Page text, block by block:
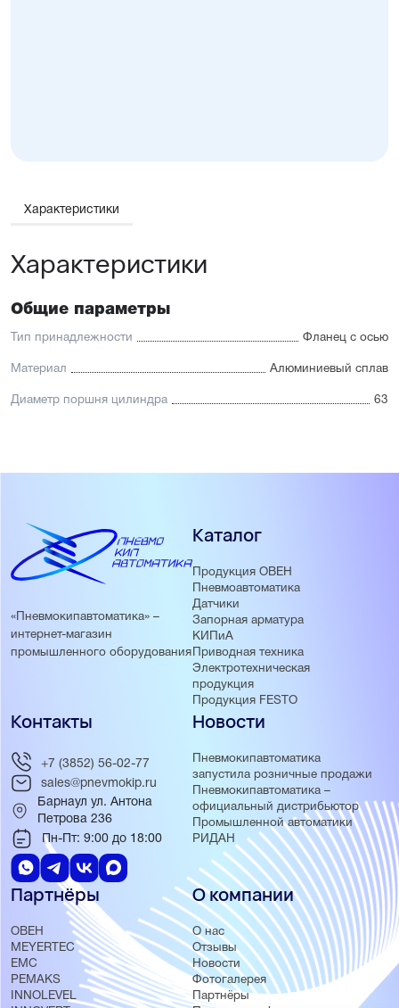
Характеристики
Характеристики
Общие параметры
Тип принадлежности Фланец с осью
Материал Алюминиевый сплав
Диаметр поршня цилиндра 63
«Пневмокипавтоматика» –
интернет-магазин
промышленного оборудования
Каталог
Продукция ОВЕН
Пневмоавтоматика
Датчики
Запорная арматура
КИПиА
Приводная техника
Электротехническая
продукция
Продукция FESTO
Новости
Пневмокипавтоматика
запустила розничные продажи
Пневмокипавтоматика –
официальный дистрибьютор
Промышленной автоматики
РИДАН
Партнёры
ОВЕН
MEYERTEC
EMC
PEMAKS
INNOLEVEL
О компании
О нас
Отзывы
Новости
Фотогалерея
Партнёры
Контакты
+7 (3852) 56-02-77
sales@pnevmokip.ru
Барнаул ул. Антона
Петрова 236
Пн-Пт: 9:00 до 18:00